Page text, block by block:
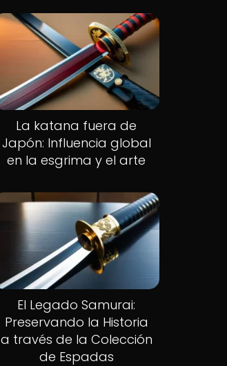
La katana fuera de
Japón: Influencia global
en la esgrima y el arte
El Legado Samurai:
Preservando la Historia
a través de la Colección
de Espadas